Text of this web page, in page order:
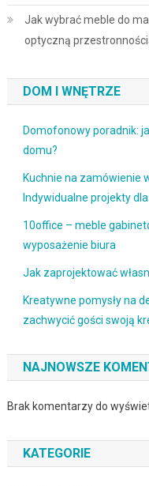
Jak wybrać meble do
optyczną
DOM I WNĘTRZE
Domofonowy poradnik:
domu?
Kuchnie na zamówienie
Indywidualne projekty
10office – meble
wyposażenie biura
Jak zaprojektować
Kreatywne pomysły na
zachwycić gości swoją
NAJNOWSZE
Brak komentarzy do
KATEGORIE